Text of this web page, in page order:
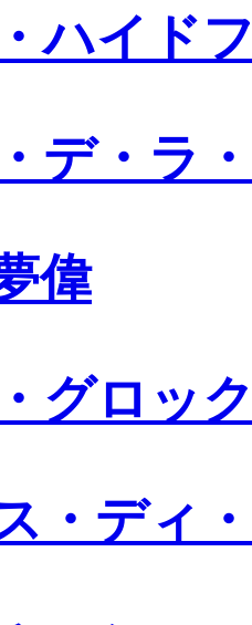
ハイド
デ・ラ
偉
グロッ
・ディ